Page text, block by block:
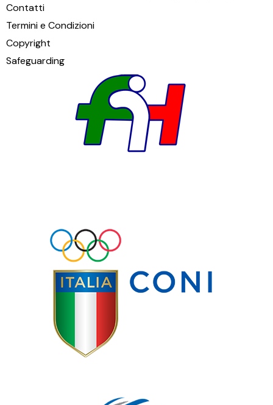
Contatti
Termini e Condizioni
Copyright
Safeguarding